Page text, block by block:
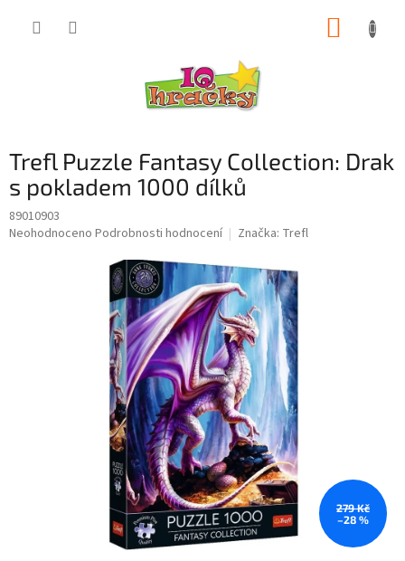
Trefl Puzzle Fantasy Collection: Drak
s pokladem 1000 dílků
89010903
Průměrné
Neohodnoceno Podrobnosti hodnocení Značka: Trefl
279 Kč
–28 %